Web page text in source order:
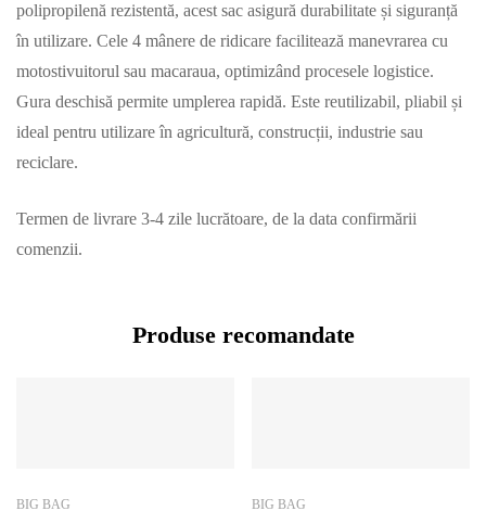
polipropilenă rezistentă, acest sac asigură durabilitate și siguranță
în utilizare. Cele 4 mânere de ridicare facilitează manevrarea cu
motostivuitorul sau macaraua, optimizând procesele logistice.
Gura deschisă permite umplerea rapidă. Este reutilizabil, pliabil și
ideal pentru utilizare în agricultură, construcții, industrie sau
reciclare.
Termen de livrare 3-4 zile lucrătoare, de la data confirmării
comenzii.
Produse recomandate
BIG BAG BIG BAG